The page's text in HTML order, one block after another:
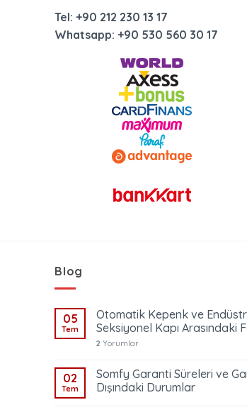
Tel: +90 212 230 13 17
Whatsapp: +90 530 560 30 17
Blog
05
Tem
Otomatik Kepenk ve
Seksiyonel Kapı Arasındaki
2 Yorumlar
02
Tem
Somfy Garanti Süreleri ve
Dışındaki Durumlar